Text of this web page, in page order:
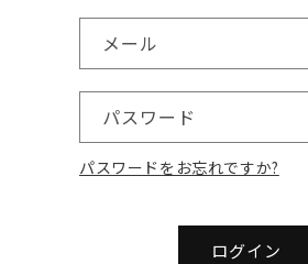
メール
パスワード
パスワードをお忘れですか?
ログイン